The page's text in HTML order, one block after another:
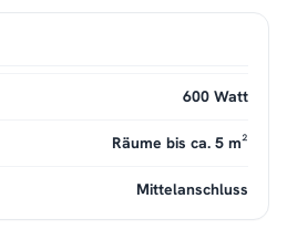
600 Watt
Räume bis ca. 5 m²
Mittelanschluss